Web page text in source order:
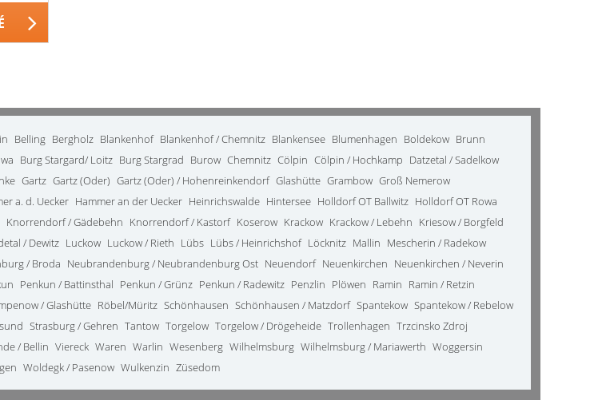
Belling Bergholz Blankenhof Blankenhof / Chemnitz Blankensee Blumenhagen Boldekow Brunn
Burg Stargard/ Loitz Burg Stargrad Burow Chemnitz Cölpin Cölpin / Hochkamp Datzetal / Sadelkow
Gartz Gartz (Oder) Gartz (Oder) / Hohenreinkendorf Glashütte Grambow Groß Nemerow
a. d. Uecker Hammer an der Uecker Heinrichswalde Hintersee Holldorf OT Ballwitz Holldorf OT Rowa
Knorrendorf / Gädebehn Knorrendorf / Kastorf Koserow Krackow Krackow / Lebehn Kriesow / Borgfeld
/ Dewitz Luckow Luckow / Rieth Lübs Lübs / Heinrichshof Löcknitz Mallin Mescherin / Radekow
/ Broda Neubrandenburg / Neubrandenburg Ost Neuendorf Neuenkirchen Neuenkirchen / Neverin
Penkun / Battinsthal Penkun / Grünz Penkun / Radewitz Penzlin Plöwen Ramin Ramin / Retzin
/ Glashütte Röbel/Müritz Schönhausen Schönhausen / Matzdorf Spantekow Spantekow / Rebelow
Strasburg / Gehren Tantow Torgelow Torgelow / Drögeheide Trollenhagen Trzcinsko Zdroj
/ Bellin Viereck Waren Warlin Wesenberg Wilhelmsburg Wilhelmsburg / Mariawerth Woggersin
Woldegk / Pasenow Wulkenzin Züsedom